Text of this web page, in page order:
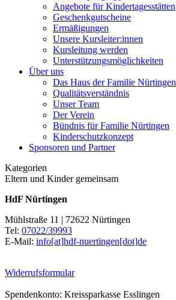
Angebote für Kindertagesstätten
Geschenkgutscheine
Ermäßigungen
Unsere Kursleiter:innen
Kursleitung werden
Unterstützungsmöglichkeiten
Über uns
Das Haus der Familie Nürtingen
Qualitätsverständnis
Unser Team
Der Verein
Bündnis für Familie Nürtingen
Kinderschutzkonzept
Sponsoren und Partner
Kategorien
Eltern und Kinder gemeinsam
HdF Nürtingen
Mühlstraße 11 | 72622 Nürtingen
Tel: 07022/39993
E-Mail: info[at]hdf-nuertingen[dot]de
Widerrufsformular
Spendenkonto: Kreissparkasse Esslingen